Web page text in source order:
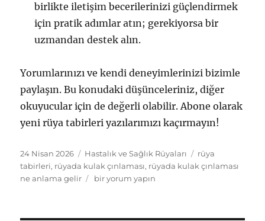
birlikte iletişim becerilerinizi güçlendirmek
için pratik adımlar atın; gerekiyorsa bir
uzmandan destek alın.
Yorumlarınızı ve kendi deneyimlerinizi bizimle
paylaşın. Bu konudaki düşünceleriniz, diğer
okuyucular için de değerli olabilir. Abone olarak
yeni rüya tabirleri yazılarımızı kaçırmayın!
Yayın
tarihi
24 Nisan 2026 Kategoriler
Hastalık ve Sağlık Rüyaları Etiketler
rüya
tabirleri, rüyada kulak çınlaması, rüyada kulak çınlaması
ne anlama gelir
Rüyada
bir yorum yapın